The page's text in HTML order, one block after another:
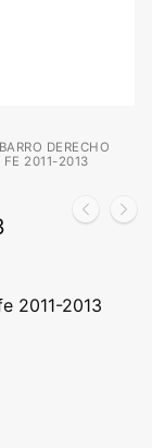
DERECHO
FE 2011-2013
2011-2013